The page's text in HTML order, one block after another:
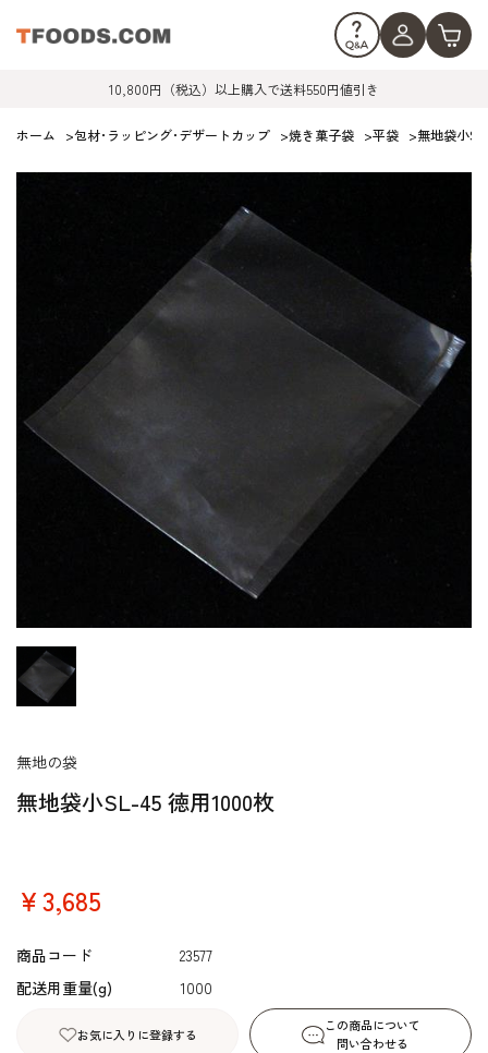
10,800円（税込）以上購入で送料550円値引き
ホーム >包材･ラッピング･デザートカップ >焼き菓子袋 >平袋 >無地袋小
無地袋小SL-45 徳用1000枚
無地の袋
￥3,685
商品コード
23577
配送用重量(g)
1000
お気に入りに登録する
この商品について
問い合わせる